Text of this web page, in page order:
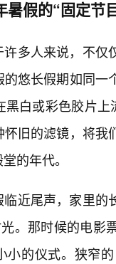
暑假的“固定节
多人来说，不
悠长假期如同
白或彩色胶片
旧的滤镜，将
的年代。
近尾声，家里的
光。那时候的电
小的仪式。狭窄